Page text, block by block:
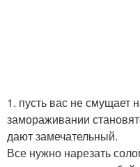
1. пусть вас не смущает
замораживании
дают замечательный.
Все нужно нарезать